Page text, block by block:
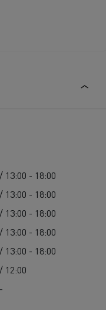
13:00 - 18:00
13:00 - 18:00
13:00 - 18:00
13:00 - 18:00
13:00 - 18:00
12:00
-